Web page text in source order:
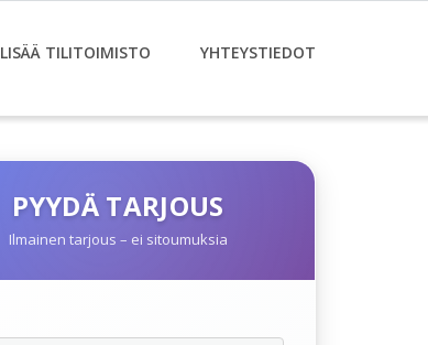
LISÄÄ TILITOIMISTO YHTEYSTIEDOT
PYYDÄ TARJOUS
Ilmainen tarjous – ei sitoumuksia